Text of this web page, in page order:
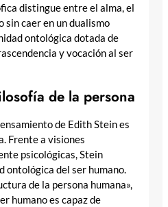
distingue entre el alma, el
sin caer en un dualismo
ontológica dotada de
y vocación al ser
de la persona
de Edith Stein es
Frente a visiones
psicológicas, Stein
ontológica del ser humano.
de la persona humana»,
humano es capaz de